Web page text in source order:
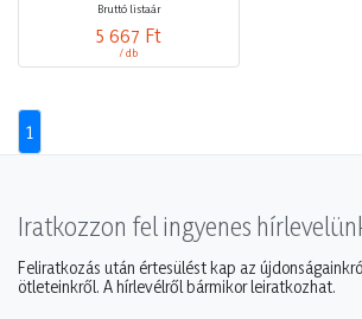
Bruttó listaár
5 667 Ft
/ db
1
Iratkozzon fel ingyenes
Feliratkozás után értesülést kap az
ötleteinkről. A hírlevélről bármikor leiratkozhat.